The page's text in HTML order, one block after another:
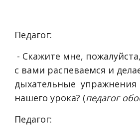
Педагог:
- Скажите мне,
с вами распеваемся и
дыхательные упражнения
нашего урока? (педагог
Педагог: